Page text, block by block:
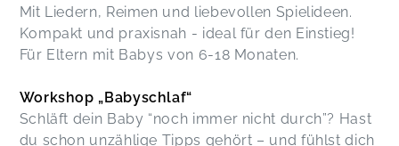
Mit Liedern, Reimen und liebevollen Spielideen.
Kompakt und praxisnah - ideal für den Einstieg!
Für Eltern mit Babys von 6-18 Monaten.
Workshop „Babyschlaf“
Schläft dein Baby “noch immer nicht durch”? Hast
du schon unzählige Tipps gehört – und fühlst dich